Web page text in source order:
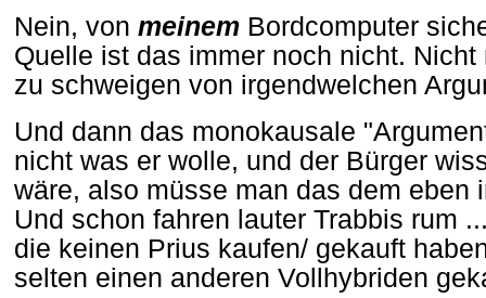
Nein, von meinem Bordcomputer
Quelle ist das immer noch nicht.
zu schweigen von irgendwelchen
Und dann das monokausale
nicht was er wolle, und der Bürger
wäre, also müsse man das dem eben
Und schon fahren lauter Trabbis rum
die keinen Prius kaufen/ gekauft
selten einen anderen Vollhybriden